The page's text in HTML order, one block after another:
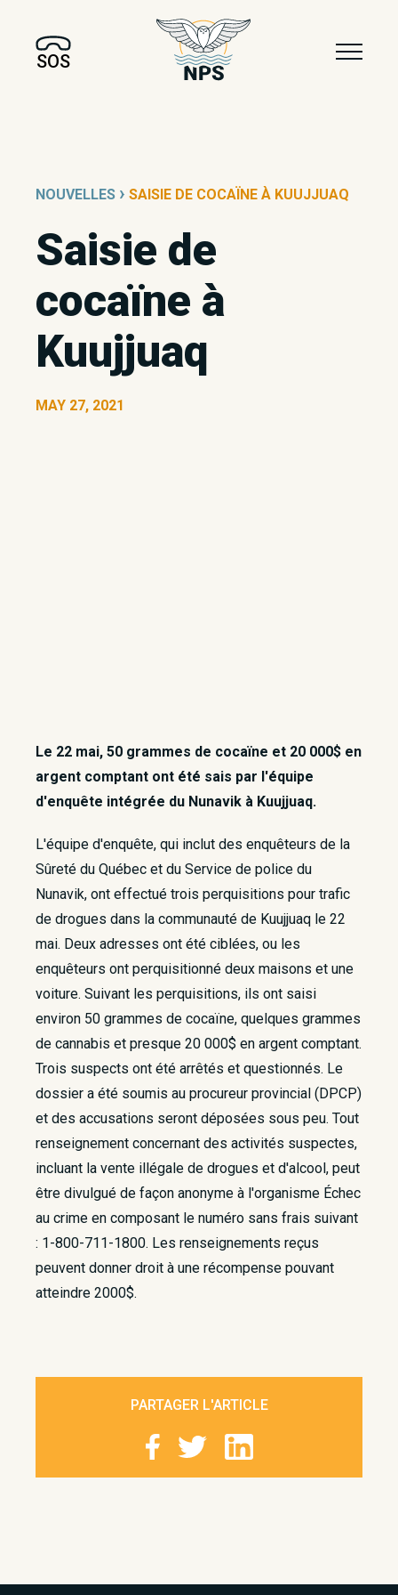
SOS
NOUVELLES › SAISIE DE COCAÏNE À KUUJJUAQ
Saisie de
cocaïne à
Kuujjuaq
MAY 27, 2021
Le 22 mai, 50 grammes de cocaïne et 20 000$ en
argent comptant ont été sais par l'équipe
d'enquête intégrée du Nunavik à Kuujjuaq.
L'équipe d'enquête, qui inclut des enquêteurs de la
Sûreté du Québec et du Service de police du
Nunavik, ont effectué trois perquisitions pour trafic
de drogues dans la communauté de Kuujjuaq le 22
mai. Deux adresses ont été ciblées, ou les
enquêteurs ont perquisitionné deux maisons et une
voiture. Suivant les perquisitions, ils ont saisi
environ 50 grammes de cocaïne, quelques grammes
de cannabis et presque 20 000$ en argent comptant.
Trois suspects ont été arrêtés et questionnés. Le
dossier a été soumis au procureur provincial (DPCP)
et des accusations seront déposées sous peu. Tout
renseignement concernant des activités suspectes,
incluant la vente illégale de drogues et d'alcool, peut
être divulgué de façon anonyme à l'organisme Échec
au crime en composant le numéro sans frais suivant
: 1-800-711-1800. Les renseignements reçus
peuvent donner droit à une récompense pouvant
atteindre 2000$. ​
PARTAGER L'ARTICLE